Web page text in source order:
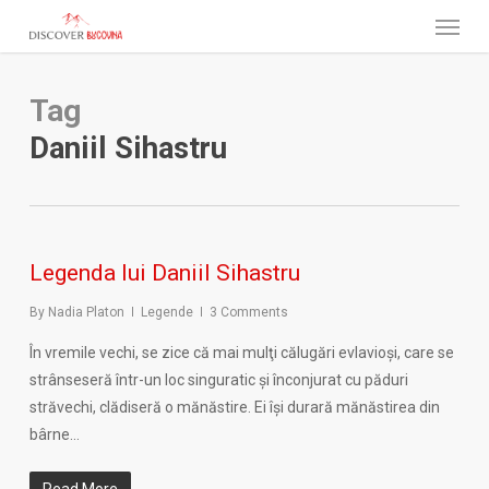
Tag
Daniil Sihastru
Legenda lui Daniil Sihastru
By Nadia Platon Legende 3 Comments
În vremile vechi, se zice că mai mulţi călugări evlavioşi, care se
strânseseră într-un loc singuratic şi înconjurat cu păduri
străvechi, clădiseră o mănăstire. Ei îşi durară mănăstirea din
bârne…